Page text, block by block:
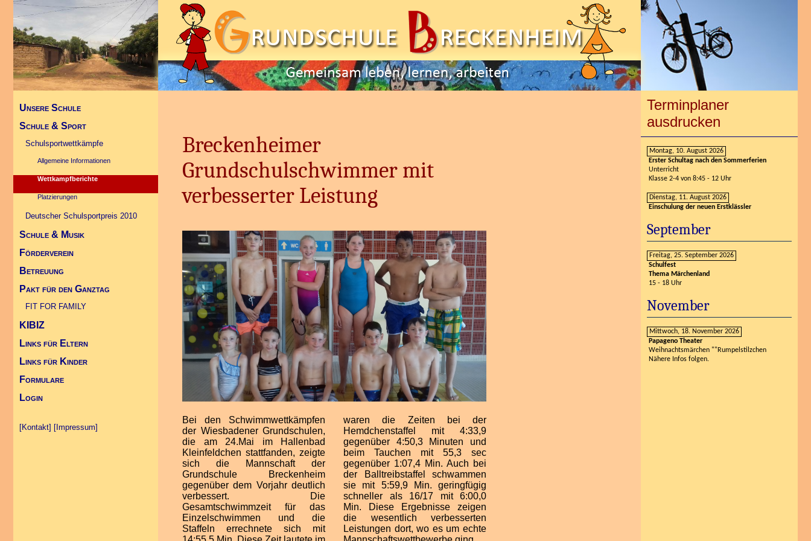
Unsere Schule
Kontakt
Aktuelles
Schulzeiten
Bücherbus
Schulprofil
Modellschule für Kinderrechte
Schulelternbeirat
Fotoalbum
Pressearchiv
Infos Übergang Klasse 5
Schule & Sport
Schulsportwettkämpfe
Allgemeine Informationen
Wettkampfberichte
Platzierungen
Deutscher Schulsportpreis 2010
Schule & Musik
Landeskonzert im Kurhaus 2010
Förderverein
Allgemein
Projekte
Betreuung
FIT FOR FAMILY (Link)
Kontakt Betreuung
Pakt für den Ganztag
FIT FOR FAMILY
KIBIZ
Links für Eltern
Links für Kinder
Formulare
Login
[Kontakt] [Impressum]
Breckenheimer
Grundschulschwimmer mit
verbesserter Leistung
Bei den Schwimmwettkämpfen
der Wiesbadener Grundschulen,
die am 24.Mai im Hallenbad
Kleinfeldchen stattfanden, zeigte
sich die Mannschaft der
Grundschule Breckenheim
gegenüber dem Vorjahr deutlich
verbessert. Die
Gesamtschwimmzeit für das
Einzelschwimmen und die
Staffeln errechnete sich mit
waren die Zeiten bei der
Hemdchenstaffel mit 4:33,9
gegenüber 4:50,3 Minuten und
beim Tauchen mit 55,3 sec
gegenüber 1:07,4 Min. Auch bei
der Balltreibstaffel schwammen
sie mit 5:59,9 Min. geringfügig
schneller als 16/17 mit 6:00,0
Min. Diese Ergebnisse zeigen
die wesentlich verbesserten
Leistungen dort, wo es um echte
Terminplaner
ausdrucken
Montag, 10. August 2026
Erster Schultag nach den Sommerferien
Unterricht
Klasse 2-4 von 8:45 - 12 Uhr
Dienstag, 11. August 2026
Einschulung der neuen Erstklässler
September
Freitag, 25. September 2026
Schulfest
Thema Märchenland
15 - 18 Uhr
November
Mittwoch, 18. November 2026
Papageno Theater
Weihnachtsmärchen ""Rumpelstilzchen
Nähere Infos folgen.